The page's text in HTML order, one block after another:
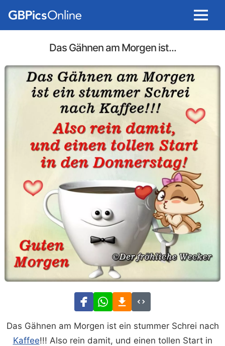
Menu
Das Gähnen am Morgen ist...
Das Gähnen am Morgen ist ein stummer Schrei nach
Kaffee!!! Also rein damit, und einen tollen Start in